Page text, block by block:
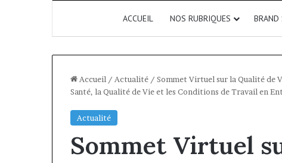
ACCUEIL NOS RUBRIQUES BRAND
Accueil / Actualité / Sommet Virtuel sur la Qualité de
Santé, la Qualité de Vie et les Conditions de Travail en
Actualité
Sommet Virtuel